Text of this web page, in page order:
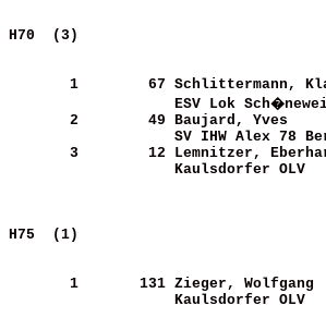
H70
       1
       67
ESV Lok
       2
       49
Baujard,
SV IHW Alex
       3
       12
Lemnitzer,
H75
       1
      131
Zieger,